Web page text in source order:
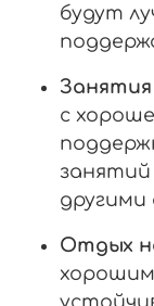
будут
с
Отдых